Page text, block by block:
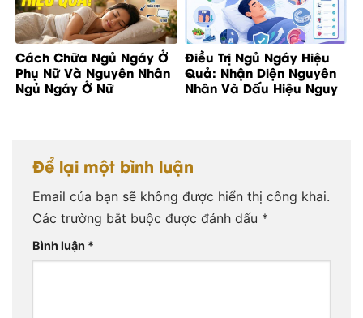
Cách Chữa Ngủ Ngáy Ở
Phụ Nữ Và Nguyên Nhân
Ngủ Ngáy Ở Nữ
Điều Trị Ngủ Ngáy Hiệu
Quả: Nhận Diện Nguyên
Nhân Và Dấu Hiệu Nguy
Để lại một bình luận
Email của bạn sẽ không được hiển thị công khai.
Các trường bắt buộc được đánh dấu *
Bình luận *